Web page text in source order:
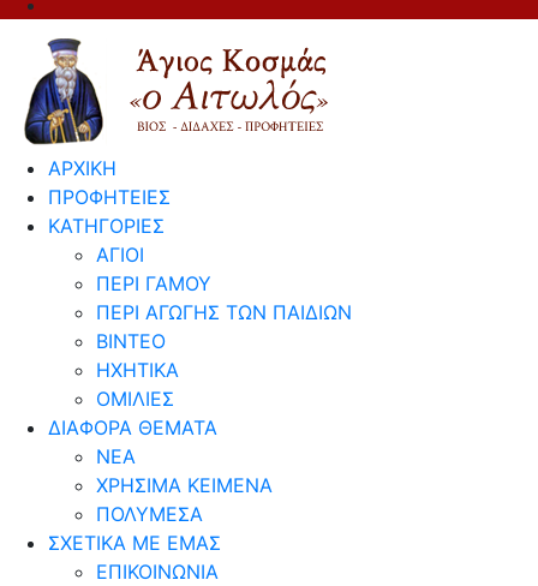
ΑΡΧΙΚΗ
ΠΡΟΦΗΤΕΙΕΣ
ΚΑΤΗΓΟΡΙΕΣ
ΑΓΙΟΙ
ΠΕΡΙ ΓΑΜΟΥ
ΠΕΡΙ ΑΓΩΓΗΣ ΤΩΝ ΠΑΙΔΙΩΝ
ΒΙΝΤΕΟ
ΗΧΗΤΙΚΑ
ΟΜΙΛΙΕΣ
ΔΙΑΦΟΡΑ ΘΕΜΑΤΑ
ΝΕΑ
ΧΡΗΣΙΜΑ ΚΕΙΜΕΝΑ
ΠΟΛΥΜΕΣΑ
ΣΧΕΤΙΚΑ ΜΕ ΕΜΑΣ
ΕΠΙΚΟΙΝΩΝΙΑ